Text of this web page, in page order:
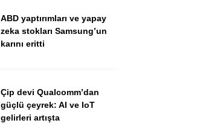
ABD yaptırımları ve yapay
zeka stokları Samsung’un
karını eritti
Çip devi Qualcomm’dan
güçlü çeyrek: AI ve IoT
gelirleri artışta